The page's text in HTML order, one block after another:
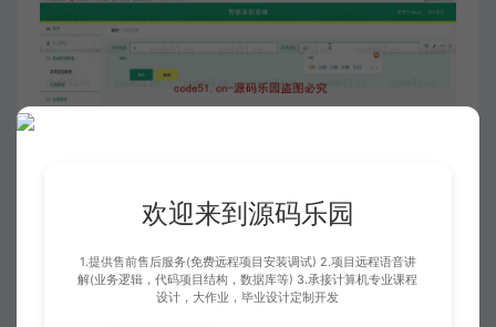
欢迎来到源码乐园
1.提供售前售后服务(免费远程项目安装调试) 2.项目远程语音讲
解(业务逻辑，代码项目结构，数据库等) 3.承接计算机专业课程
设计，大作业，毕业设计定制开发